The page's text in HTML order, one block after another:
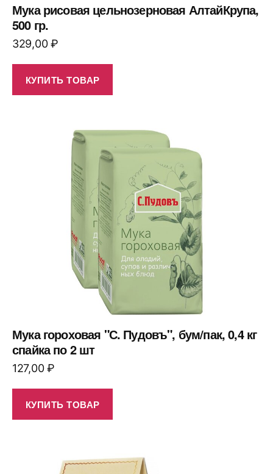
Мука рисовая цельнозерновая АлтайКрупа,
500 гр.
329,00₽
КУПИТЬ ТОВАР
Мука гороховая "С. Пудовъ", бум/пак, 0,4 кг
спайка по 2 шт
127,00₽
КУПИТЬ ТОВАР